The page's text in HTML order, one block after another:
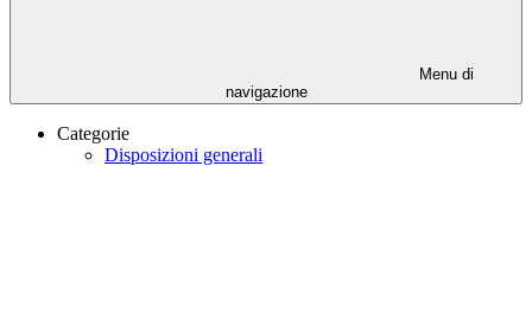
Menu di
navigazione
Categorie
Disposizioni generali